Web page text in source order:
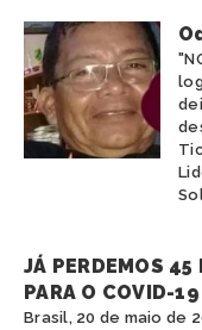
JÁ PERDEMOS 45
PARA O COVID-19
Brasil, 20 de maio de